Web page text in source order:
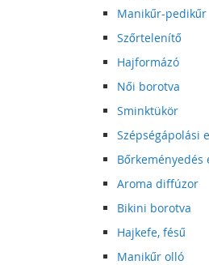
Manikűr-pedikűr
Szőrtelenítő
Hajformázó
Női borotva
Sminktükör
Szépségápolási
Bőrkeményedés
Aroma diffúzor
Bikini borotva
Hajkefe, fésű
Manikűr olló